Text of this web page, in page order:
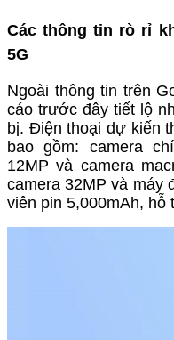
Các thông tin rò rỉ
5G
Ngoài thông tin trên
cáo trước đây tiết lộ
bị. Điện thoại dự kiến
bao gồm: camera
12MP và camera
camera 32MP và máy
viên pin 5,000mAh, hỗ